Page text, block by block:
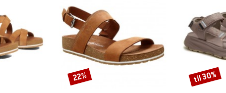
Rabat
22% Rabat
til 30%